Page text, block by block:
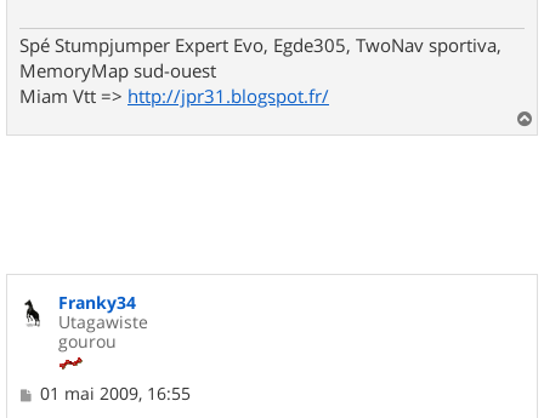
Spé Stumpjumper Expert Evo, Egde305, TwoNav sportiva,
MemoryMap sud-ouest
Miam Vtt => http://jpr31.blogspot.fr/
a
Franky34
Utagawiste
gourou
M
01 mai 2009, 16:55